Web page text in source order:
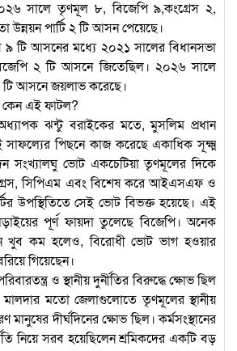
সালে তৃণমূল ৮, বিজেপি ৯,কংগ্রেস ২,
পার্টি ২ টি আসন পেয়েছে।
৯ টি আসনের মধ্যে ২০২১ সালের বিধানসভা
২ টি আসনে জিতেছিল। ২০২৬ সালে
আসনে জয়লাভ করেছে।
কেন এই ফাটল?
ঝন্টু বরাইকের মতে, মুসলিম প্রধান
পিছনে কাজ করেছে একাধিক সূক্ষ্ম
সংখ্যালঘু ভোট একচেটিয়া তৃণমূলের দিকে
সিপিএম এবং বিশেষ করে আইএসএফ ও
উপস্থিতিতে সেই ভোট বিভক্ত হয়েছে। এই
পূর্ণ ফায়দা তুলেছে বিজেপি। অনেক
খুব কম হলেও, বিরোধী ভোট ভাগ হওয়ার
গিয়েছেন।
ও স্থানীয় দুর্নীতির বিরুদ্ধে ক্ষোভ ছিল
মালদার মতো জেলাগুলোতে তৃণমূলের স্থানীয়
মানুষের দীর্ঘদিনের ক্ষোভ ছিল। কর্মসংস্থানের
নিয়ে সরব হয়েছিলেন শ্রমিকদের একটি বড়